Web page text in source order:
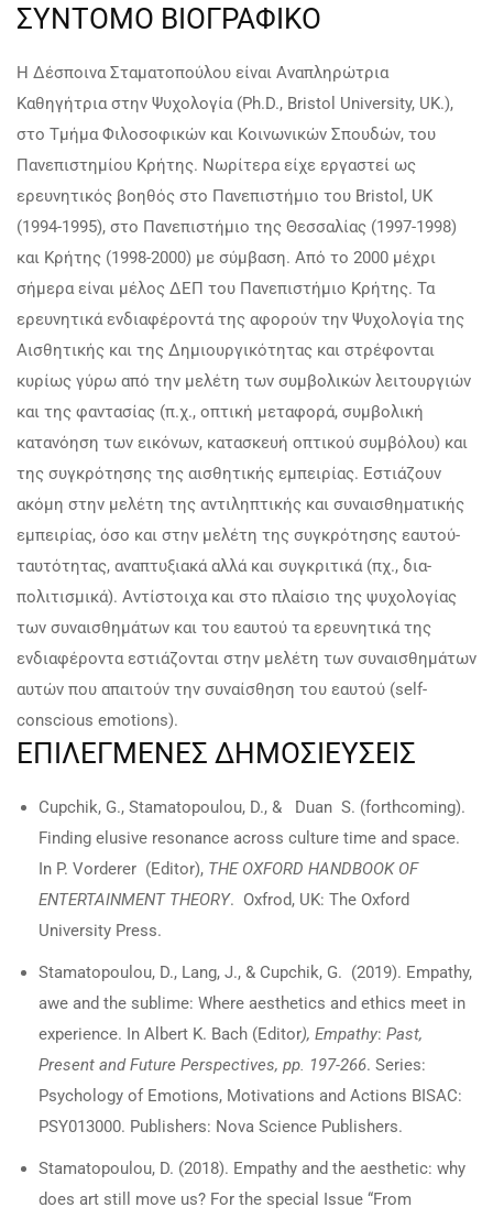
ΣΥΝΤΟΜΟ ΒΙΟΓΡΑΦΙΚΟ
Η Δέσποινα Σταματοπούλου είναι Αναπληρώτρια
Καθηγήτρια στην Ψυχολογία (Ph.D., Bristol University, UK.),
στο Τμήμα Φιλοσοφικών και Κοινωνικών Σπουδών, του
Πανεπιστημίου Κρήτης. Νωρίτερα είχε εργαστεί ως
ερευνητικός βοηθός στo Πανεπιστήμιο του Bristol, UK
(1994-1995), στο Πανεπιστήμιο της Θεσσαλίας (1997-1998)
και Κρήτης (1998-2000) με σύμβαση. Από το 2000 μέχρι
σήμερα είναι μέλος ΔΕΠ του Πανεπιστήμιο Κρήτης. Τα
ερευνητικά ενδιαφέροντά της αφορούν την Ψυχολογία της
Αισθητικής και της Δημιουργικότητας και στρέφονται
κυρίως γύρω από την μελέτη των συμβολικών λειτουργιών
και της φαντασίας (π.χ., οπτική μεταφορά, συμβολική
κατανόηση των εικόνων, κατασκευή οπτικού συμβόλου) και
της συγκρότησης της αισθητικής εμπειρίας. Εστιάζουν
ακόμη στην μελέτη της αντιληπτικής και συναισθηματικής
εμπειρίας, όσο και στην μελέτη της συγκρότησης εαυτού-
ταυτότητας, αναπτυξιακά αλλά και συγκριτικά (πχ., δια-
πολιτισμικά). Αντίστοιχα και στο πλαίσιο της ψυχολογίας
των συναισθημάτων και του εαυτού τα ερευνητικά της
ενδιαφέροντα εστιάζονται στην μελέτη των συναισθημάτων
αυτών που απαιτούν την συναίσθηση του εαυτού (self-
conscious emotions).
ΕΠΙΛΕΓΜΕΝΕΣ ΔΗΜΟΣΙΕΥΣΕΙΣ
Cupchik, G., Stamatopoulou, D., & Duan S. (forthcoming).
Finding elusive resonance across culture time and space.
In P. Vorderer (Editor), THE OXFORD HANDBOOK OF
ENTERTAINMENT THEORY. Oxfrod, UK: The Oxford
University Press.
Stamatopoulou, D., Lang, J., & Cupchik, G. (2019). Empathy,
awe and the sublime: Where aesthetics and ethics meet in
experience. In Albert K. Bach (Editor), Empathy: Past,
Present and Future Perspectives, pp. 197-266. Series:
Psychology of Emotions, Motivations and Actions BISAC:
PSY013000. Publishers: Nova Science Publishers.
Stamatopoulou, D. (2018). Empathy and the aesthetic: why
does art still move us? For the special Issue “From